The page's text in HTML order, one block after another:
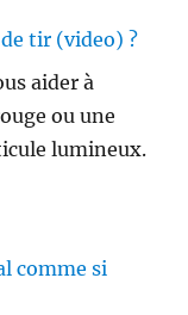
tir (video) ?
aider à
ou une
lumineux.
comme si